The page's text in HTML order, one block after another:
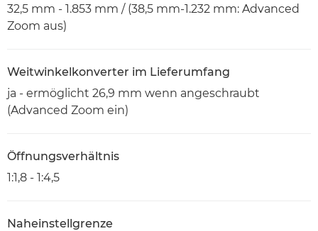
32,5 mm - 1.853 mm / (38,5 mm-1.232 mm: Advanced
Zoom aus)
Weitwinkelkonverter im Lieferumfang
ja - ermöglicht 26,9 mm wenn angeschraubt
(Advanced Zoom ein)
Öffnungsverhältnis
1:1,8 - 1:4,5
Naheinstellgrenze